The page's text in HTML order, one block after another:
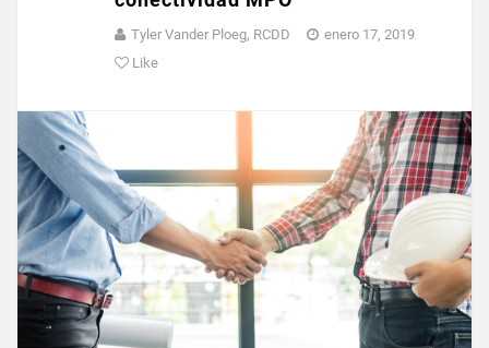
Tyler Vander Ploeg, RCDD
enero 17, 2019
Like